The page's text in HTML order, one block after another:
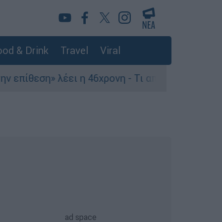
& Drink Travel Viral
λέει η 46χρονη - Τι αποκάλυψε στους